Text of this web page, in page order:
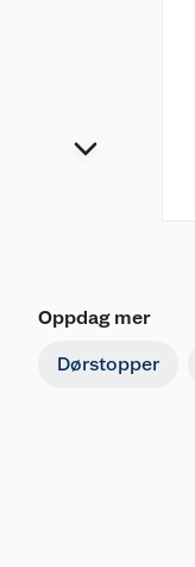
Oppdag mer
Dørstopper